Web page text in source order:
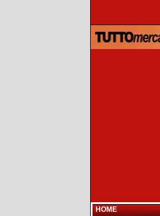
HOME